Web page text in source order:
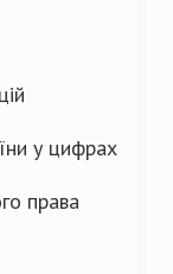
у цифрах
права